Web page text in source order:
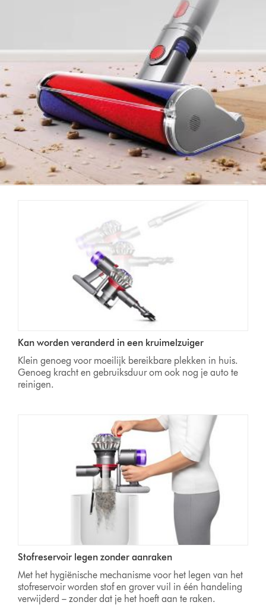
Kan worden veranderd in een kruimelzuiger
Klein genoeg voor moeilijk bereikbare plekken in huis.
Genoeg kracht en gebruiksduur om ook nog je auto te
reinigen.
Stofreservoir legen zonder aanraken
Met het hygiënische mechanisme voor het legen van het
stofreservoir worden stof en grover vuil in één handeling
verwijderd – zonder dat je het hoeft aan te raken.